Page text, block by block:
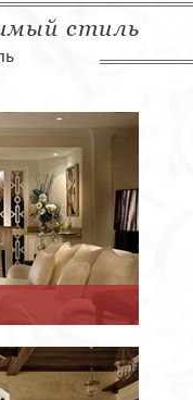
стиль